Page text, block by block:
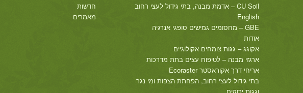
CU Soil – אדמת מבנה, בתי גידול לעצי רחוב
English
GBE – מחסומים גמישים סופגי אנרגיה
אודות
אקוגג – גגות צומחים אקולוגיים
ארגזי מבנה – לטיפוח עצים בתת מדרכות
אריחי דרך אקוראסטר Ecoraster
בתי גידול לעצי רחוב, הפחתת הצפות ומי נגר
וגגות ירוקים
חדשות
מאמרים